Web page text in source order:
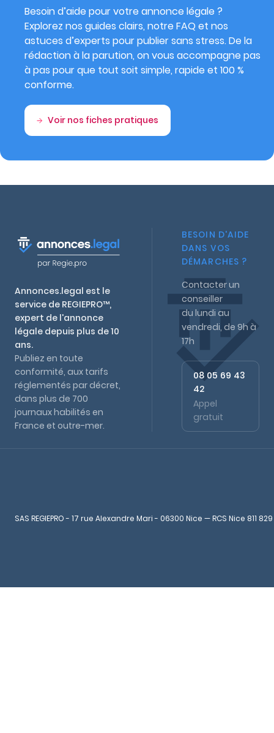
Besoin d’aide pour votre annonce légale ?
Explorez nos guides clairs, notre FAQ et nos
astuces d’experts pour publier sans stress. De la
rédaction à la parution, on vous accompagne pas
à pas pour que tout soit simple, rapide et 100 %
conforme.
Voir nos fiches pratiques
Annonces.legal est le
service de REGIEPRO™,
expert de l'annonce
légale depuis plus de 10
ans.
Publiez en toute
conformité, aux tarifs
réglementés par décret,
dans plus de 700
journaux habilités en
France et outre-mer.
BESOIN D'AIDE
DANS VOS
DÉMARCHES ?
Contacter un
conseiller
du lundi au
vendredi, de 9h à
17h
08 05 69 43
42
Appel
gratuit
SAS REGIEPRO - 17 rue Alexandre Mari - 06300 Nice — RCS Nice 811